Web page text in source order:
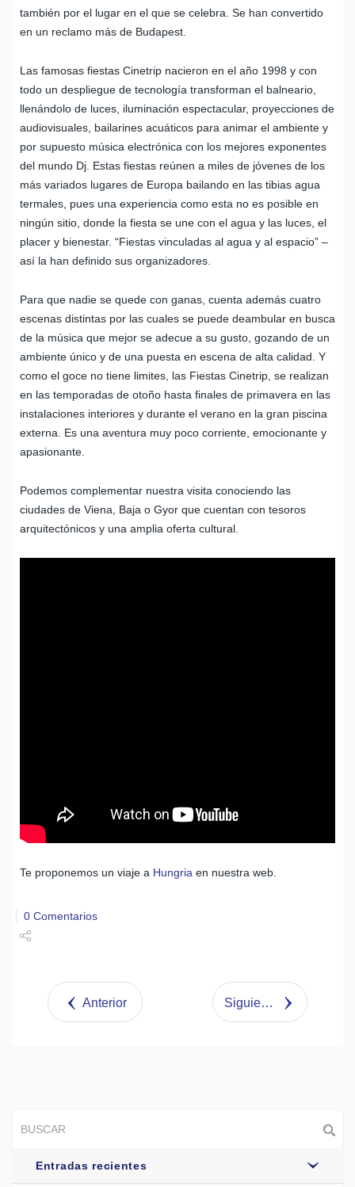
también por el lugar en el que se celebra. Se han convertido
en un reclamo más de Budapest.
Las famosas fiestas Cinetrip nacieron en el año 1998 y con
todo un despliegue de tecnología transforman el balneario,
llenándolo de luces, iluminación espectacular, proyecciones de
audiovisuales, bailarines acuáticos para animar el ambiente y
por supuesto música electrónica con los mejores exponentes
del mundo Dj. Estas fiestas reúnen a miles de jóvenes de los
más variados lugares de Europa bailando en las tibias agua
termales, pues una experiencia como esta no es posible en
ningún sitio, donde la fiesta se une con el agua y las luces, el
placer y bienestar. “Fiestas vinculadas al agua y al espacio” –
así la han definido sus organizadores.
Para que nadie se quede con ganas, cuenta además cuatro
escenas distintas por las cuales se puede deambular en busca
de la música que mejor se adecue a su gusto, gozando de un
ambiente único y de una puesta en escena de alta calidad. Y
como el goce no tiene limites, las Fiestas Cinetrip, se realizan
en las temporadas de otoño hasta finales de primavera en las
instalaciones interiores y durante el verano en la gran piscina
externa. Es una aventura muy poco corriente, emocionante y
apasionante.
Podemos complementar nuestra visita conociendo las
ciudades de Viena, Baja o Gyor que cuentan con tesoros
arquitectónicos y una amplia oferta cultural.
Te proponemos un viaje a Hungria en nuestra web.
0 Comentarios
Tweet
Anterior Siguiente
Entradas recientes